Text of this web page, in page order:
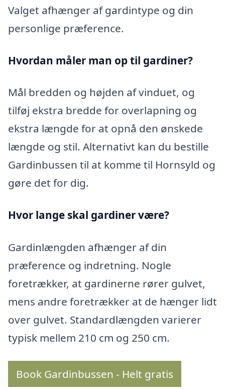
Valget afhænger af gardintype og din
personlige præference.
Hvordan måler man op til gardiner?
Mål bredden og højden af vinduet, og
tilføj ekstra bredde for overlapning og
ekstra længde for at opnå den ønskede
længde og stil. Alternativt kan du bestille
Gardinbussen til at komme til Hornsyld og
gøre det for dig.
Hvor lange skal gardiner være?
Gardinlængden afhænger af din
præference og indretning. Nogle
foretrækker, at gardinerne rører gulvet,
mens andre foretrækker at de hænger lidt
over gulvet. Standardlængden varierer
typisk mellem 210 cm og 250 cm.
Book Gardinbussen - Helt gratis